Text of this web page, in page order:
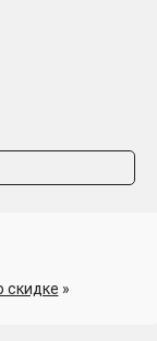
скидке »